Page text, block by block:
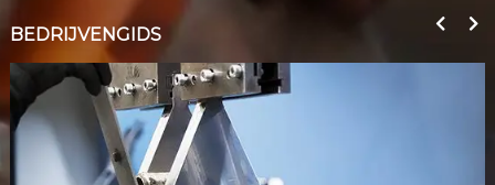
BEDRIJVENGIDS